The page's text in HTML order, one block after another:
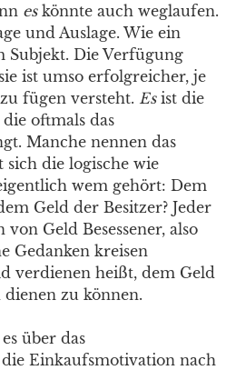
eskönnte auch weglaufen.
und Auslage. Wie ein
Subjekt. Die Verfügung
ist umso erfolgreicher, je
fügen versteht. Esist die
oftmals das
Manche nennen das
sich die logische wie
wem gehört: Dem
Geld der Besitzer? Jeder
Geld Besessener, also
Gedanken kreisen
verdienen heißt, dem Geld
zu können.
über das
Einkaufsmotivation nach